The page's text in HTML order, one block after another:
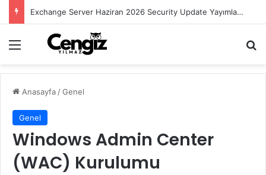
Exchange Server Haziran 2026 Security Update Yayımlandı
Menü
Anasayfa /Genel
Genel
Windows Admin Center
(WAC) Kurulumu